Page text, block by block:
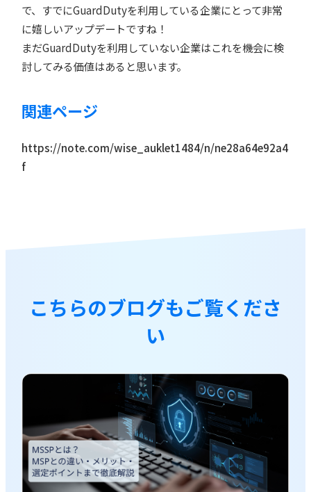
で、すでにGuardDutyを利用している企業にとって非常
に嬉しいアップデートですね！
まだGuardDutyを利用していない企業はこれを機会に検
討してみる価値はあると思います。
関連ページ
https://note.com/wise_auklet1484/n/ne28a64e92a4
f
こちらのブログもご覧くださ
い